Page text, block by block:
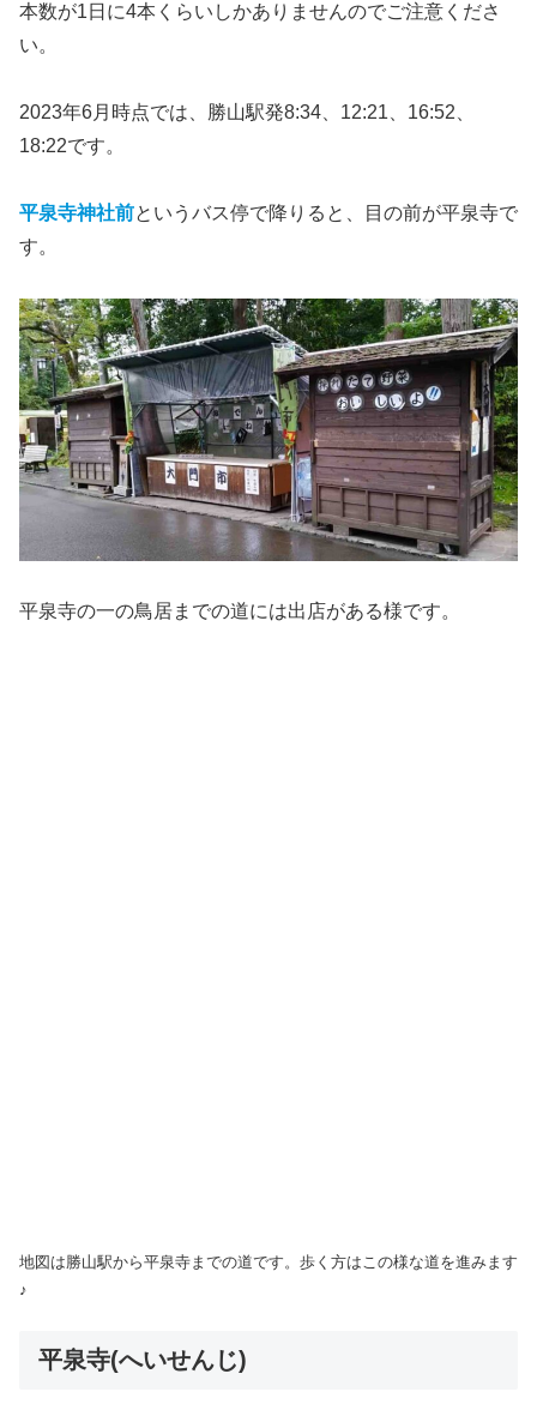
本数が1日に4本くらいしかありませんのでご注意くださ
い。
2023年6月時点では、勝山駅発8:34、12:21、16:52、
18:22です。
平泉寺神社前というバス停で降りると、目の前が平泉寺で
す。
平泉寺の一の鳥居までの道には出店がある様です。
地図は勝山駅から平泉寺までの道です。歩く方はこの様な道を進みます
♪
平泉寺(へいせんじ)